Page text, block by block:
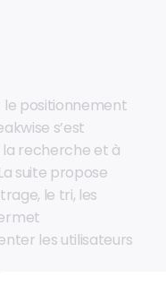
le positionnement
s’est
recherche et à
suite propose
le tri, les
les utilisateurs